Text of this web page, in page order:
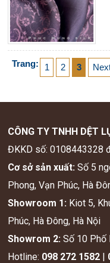
Trang: 1 2 3
CÔNG TY TNHH DỆT
ĐKKD số: 0108443328
Cơ sở sản xuất: Số 5
Phong, Vạn Phúc, Hà
Showroom 1: Kiot 5,
Phúc, Hà Đông, Hà Nội
Showrom 2:Số 10 Phố
Hotline: 098 272 1582 |